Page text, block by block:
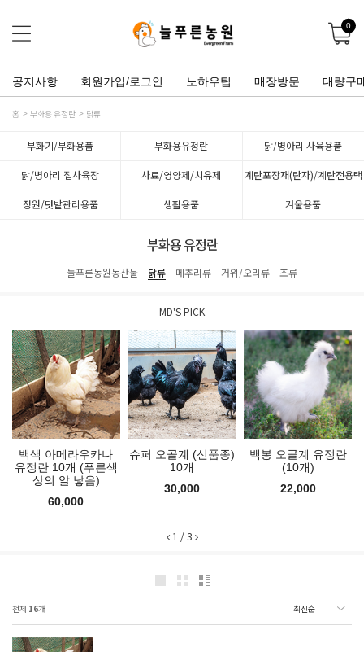
0
공지사항 회원가입/로그인 노하우팁 매장방문 대량구
홈 부화용 유정란 닭류
부화기/부화용품 부화용유정란 닭/병아리 사육용품
닭/병아리 집사육장 사료/영양제/치유제
계란포장재(란자)/계란전용택
배박스
정원/텃밭관리용품 생활용품 겨울용품
부화용 유정란
늘푸른농원농산물 닭류 메추리류 거위/오리류 조류
MD'S PICK
백색 아메라우카나
유정란 10개 (푸른색
상의 알 낳음)
60,000
슈퍼 오골계 (신품종)
10개
30,000
백봉 오골계 유정란
(10개)
22,000
1 /3
전체 16개